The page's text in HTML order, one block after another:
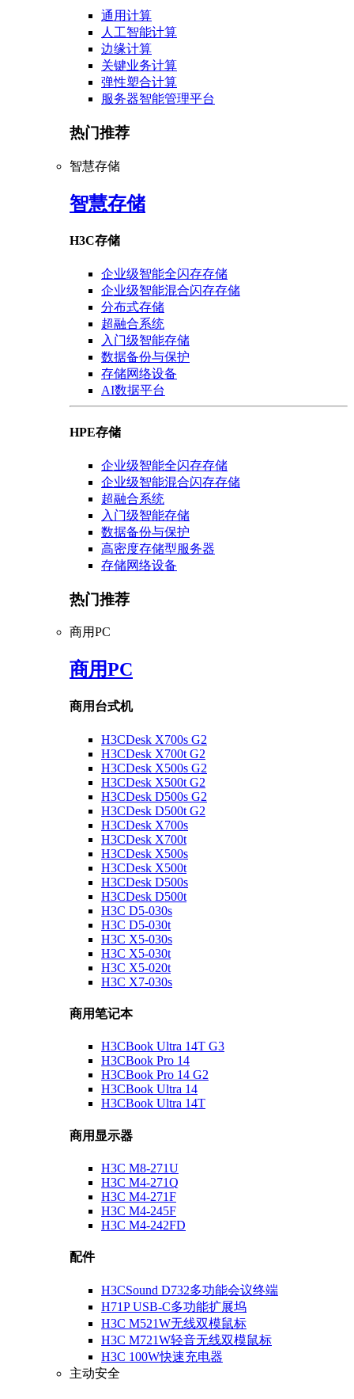
通用计算
人工智能计算
边缘计算
关键业务计算
弹性塑合计算
服务器智能管理平台
热门推荐
智慧存储
智慧存储
H3C存储
企业级智能全闪存存储
企业级智能混合闪存存储
分布式存储
超融合系统
入门级智能存储
数据备份与保护
存储网络设备
AI数据平台
HPE存储
企业级智能全闪存存储
企业级智能混合闪存存储
超融合系统
入门级智能存储
数据备份与保护
高密度存储型服务器
存储网络设备
热门推荐
商用PC
商用PC
商用台式机
H3CDesk X700s G2
H3CDesk X700t G2
H3CDesk X500s G2
H3CDesk X500t G2
H3CDesk D500s G2
H3CDesk D500t G2
H3CDesk X700s
H3CDesk X700t
H3CDesk X500s
H3CDesk X500t
H3CDesk D500s
H3CDesk D500t
H3C D5-030s
H3C D5-030t
H3C X5-030s
H3C X5-030t
H3C X5-020t
H3C X7-030s
商用笔记本
H3CBook Ultra 14T G3
H3CBook Pro 14
H3CBook Pro 14 G2
H3CBook Ultra 14
H3CBook Ultra 14T
商用显示器
H3C M8-271U
H3C M4-271Q
H3C M4-271F
H3C M4-245F
H3C M4-242FD
配件
H3CSound D732多功能会议终端
H71P USB-C多功能扩展坞
H3C M521W无线双模鼠标
H3C M721W轻音无线双模鼠标
H3C 100W快速充电器
主动安全